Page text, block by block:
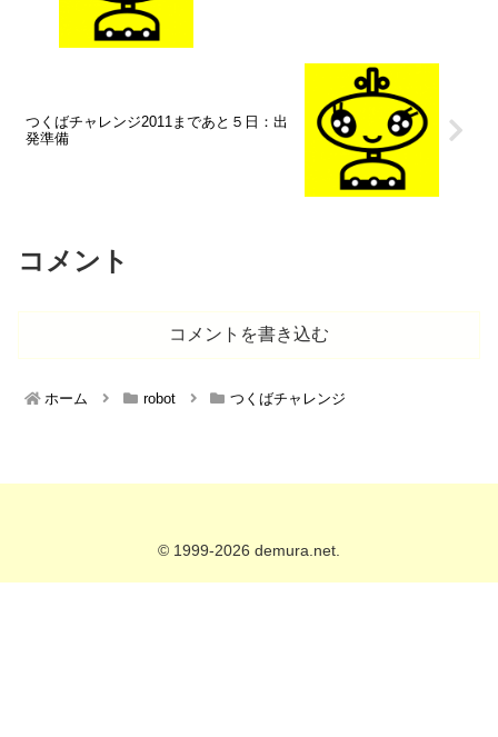
つくばチャレンジ2011まであと５日：出
発準備
コメント
コメントを書き込む
ホーム robot つくばチャレンジ
© 1999-2026 demura.net.